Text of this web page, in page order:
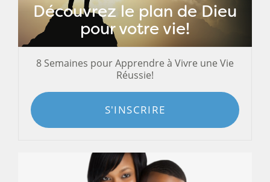
Découvrez le plan de Dieu
pour votre vie!
8 Semaines pour Apprendre à Vivre une Vie
Réussie!
S'INSCRIRE